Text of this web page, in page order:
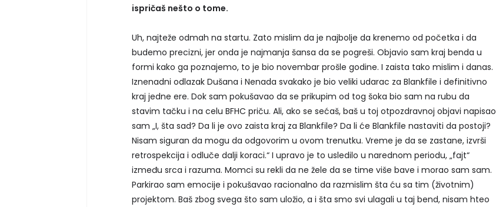
ispričaš nešto o tome.
Uh, najteže odmah na startu. Zato mislim da je najbolje da krenemo od početka i da
budemo precizni, jer onda je najmanja šansa da se pogreši. Objavio sam kraj benda u
formi kako ga poznajemo, to je bio novembar prošle godine. I zaista tako mislim i danas.
Iznenadni odlazak Dušana i Nenada svakako je bio veliki udarac za Blankfile i definitivno
kraj jedne ere. Dok sam pokušavao da se prikupim od tog šoka bio sam na rubu da
stavim tačku i na celu BFHC priču. Ali, ako se sećaš, baš u toj otpozdravnoj objavi napisao
sam „I, šta sad? Da li je ovo zaista kraj za Blankfile? Da li će Blankfile nastaviti da postoji?
Nisam siguran da mogu da odgovorim u ovom trenutku. Vreme je da se zastane, izvrši
retrospekcija i odluče dalji koraci.“ I upravo je to usledilo u narednom periodu, „fajt“
između srca i razuma. Momci su rekli da ne žele da se time više bave i morao sam sam.
Parkirao sam emocije i pokušavao racionalno da razmislim šta ću sa tim (životnim)
projektom. Baš zbog svega što sam uložio, a i šta smo svi ulagali u taj bend, nisam hteo